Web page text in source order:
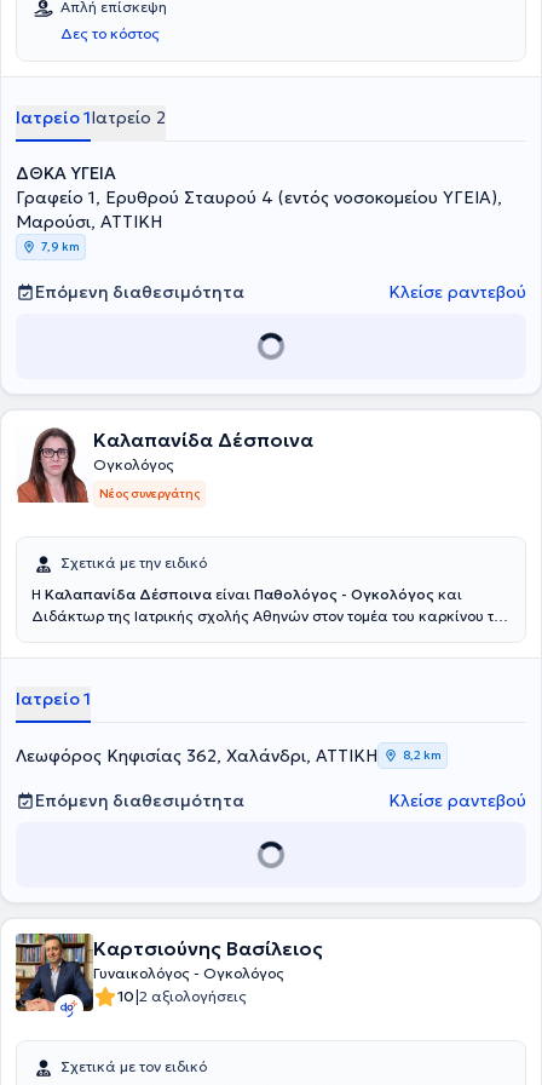
Απλή επίσκεψη
Δες το κόστος
Ιατρείο 1Ιατρείο 2
ΔΘΚΑ ΥΓΕΙΑ
Γραφείο 1, Ερυθρού Σταυρού 4 (εντός νοσοκομείου ΥΓΕΙΑ),
Μαρούσι, ΑΤΤΙΚΗ
7,9 km
Επόμενη διαθεσιμότητα Κλείσε ραντεβού
Καλαπανίδα Δέσποινα
Ογκολόγος
Νέος συνεργάτης
Σχετικά με την ειδικό
Η Καλαπανίδα Δέσποινα είναι Παθολόγος - Ογκολόγος και
Διδάκτωρ της Ιατρικής σχολής Αθηνών στον τομέα του καρκίνου του
είναι να στέκεται ουσιαστικά δίπλα στους ασθενείς με καρκίνο σε
τους ενημέρωση, την εμπιστοσύνη και την ανθρώπινη σχέση ιατρού -
ασθενούς. Διαθέτει σημαντική εμπειρία ως ερευνητής σε μεγάλες
πολυκεντρικές κλινικές μελέτες, γεγονός που της επιτρέπει να
εφαρμόζει σύγχρονες και τεκμηριωμένες θεραπευτικές
προσεγγίσεις. Συνεργάζεται με τα Νοσοκομεία "Υγεία" και
Ευρωκλινική Αθηνών καθώς συμμετέχει και ενεργά στην
Ιατρείο 1
Λεωφόρος Κηφισίας 362, Χαλάνδρι, ΑΤΤΙΚΗ 8,2 km
Επόμενη διαθεσιμότητα Κλείσε ραντεβού
Καρτσιούνης Βασίλειος
Γυναικολόγος - Ογκολόγος
10|2 αξιολογήσεις
Σχετικά με τον ειδικό